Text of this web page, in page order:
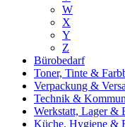
W
X
Y
Z
Bürobedarf
Toner, Tinte &
Verpackung &
Technik &
Werkstatt, Lager &
Küche, Hygiene &